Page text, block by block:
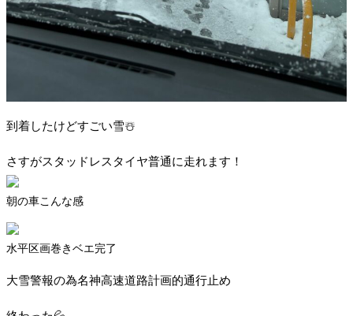
到着したけどすごい雪☃️
さすがスタッドレスタイヤ普通に走れます！
朝の車こんな感
水平区画巻きベエ完了
大雪警報の為名神高速道路計画的通行止め